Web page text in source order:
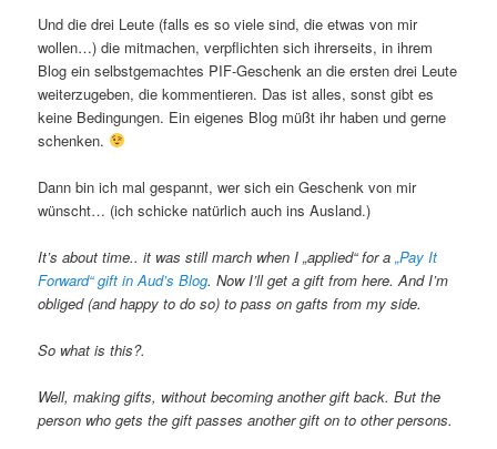
Und die drei Leute (falls es so viele sind, die etwas von mir
wollen…) die mitmachen, verpflichten sich ihrerseits, in ihrem
Blog ein selbstgemachtes PIF-Geschenk an die ersten drei Leute
weiterzugeben, die kommentieren. Das ist alles, sonst gibt es
keine Bedingungen. Ein eigenes Blog müßt ihr haben und gerne
schenken.
Dann bin ich mal gespannt, wer sich ein Geschenk von mir
wünscht… (ich schicke natürlich auch ins Ausland.)
It’s about time.. it was still march when I „applied“ for a„Pay It
Forward“ gift in Aud’s Blog. Now I’ll get a gift from here. And I’m
obliged (and happy to do so) to pass on gafts from my side.
So what is this?.
Well, making gifts, without becoming another gift back. But the
person who gets the gift passes another gift on to other persons.